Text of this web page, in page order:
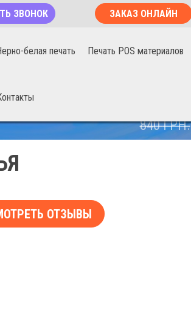
ЗВОНОК ЗАКАЗ ОНЛАЙН
белая печать Печать POS материалов
840ГРН.
ОТЗЫВЫ